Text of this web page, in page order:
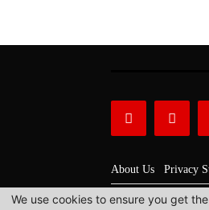
About Us Privacy
We use cookies to ensure you get